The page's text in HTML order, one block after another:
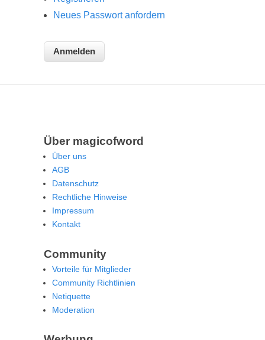
Neues Passwort anfordern
Über magicofword
Über uns
AGB
Datenschutz
Rechtliche Hinweise
Impressum
Kontakt
Community
Vorteile für Mitglieder
Community Richtlinien
Netiquette
Moderation